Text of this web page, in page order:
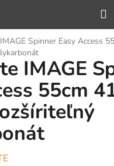
Spinner Easy Access
IMAGE
55cm